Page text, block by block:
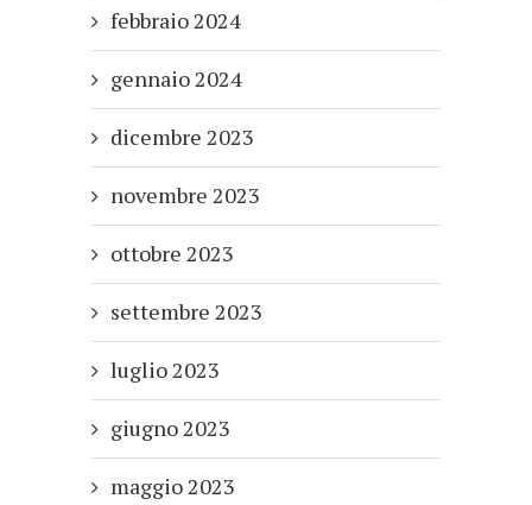
febbraio 2024
gennaio 2024
dicembre 2023
novembre 2023
ottobre 2023
settembre 2023
luglio 2023
giugno 2023
maggio 2023